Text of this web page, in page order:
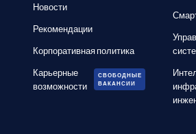
Новости
Рекомендации
Корпоративная политика
Карьерные
возможности
СВОБОДНЫЕ
ВАКАНСИИ